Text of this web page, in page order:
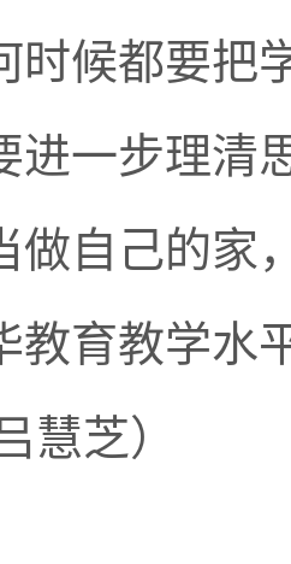
时候都要把
进一步理清
做自己的家
教育教学水
慧芝）